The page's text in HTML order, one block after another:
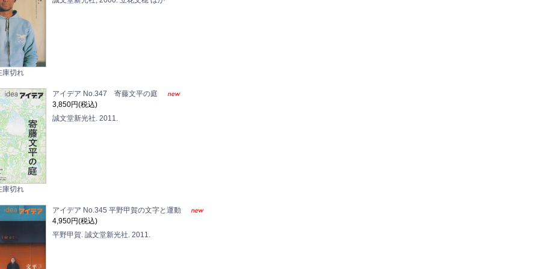
庫切れ
庫切れ
アイデア No.347 寄藤文平の庭
3,850円(税込)
誠文堂新光社. 2011.
アイデア No.345 平野甲賀の文字と運動
4,950円(税込)
平野甲賀. 誠文堂新光社. 2011.